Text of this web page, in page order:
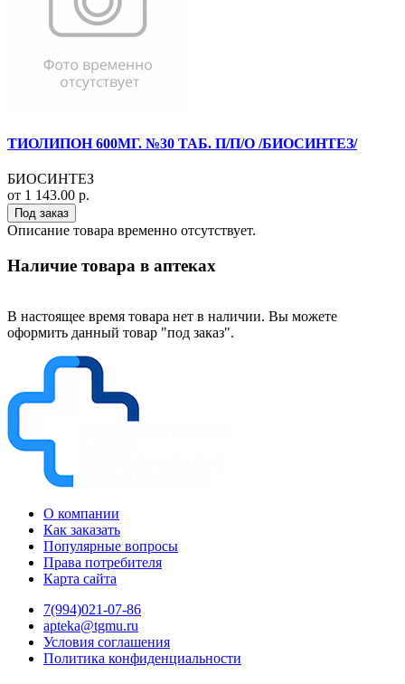
ТИОЛИПОН 600МГ. №30 ТАБ. П/П/О /БИОСИНТЕЗ/
БИОСИНТЕЗ
от 1 143.00 р.
Под заказ
Описание товара временно отсутствует.
Наличие товара в аптеках
В настоящее время товара нет в наличии. Вы можете
оформить данный товар "под заказ".
О компании
Как заказать
Популярные вопросы
Права потребителя
Карта сайта
7(994)021-07-86
apteka@tgmu.ru
Условия соглашения
Политика конфиденциальности